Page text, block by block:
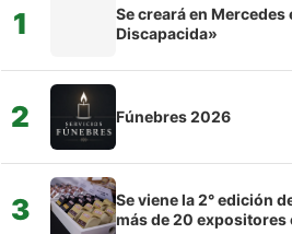
1
Se creará en
Discapacida»
2 Fúnebres 2026
3
Se viene la 2° edición
más de 20 expositores